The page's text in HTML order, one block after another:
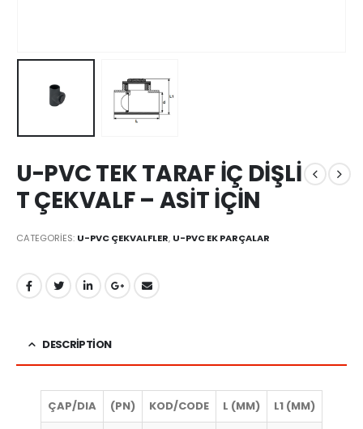
U-PVC TEK TARAF İÇ DİŞLİ
T ÇEKVALF – ASİT İÇİN
CATEGORIES: U-PVC ÇEKVALFLER, U-PVC EK PARÇALAR
DESCRIPTION
ÇAP/DIA (PN) KOD/CODE L (MM) L1 (MM)